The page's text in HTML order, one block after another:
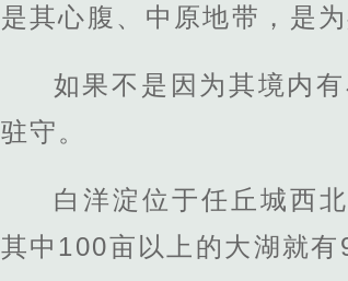
是其心腹、中原地带，是
如果不是因为其境内
驻守。
白洋淀位于任丘城西
其中100亩以上的大湖就有